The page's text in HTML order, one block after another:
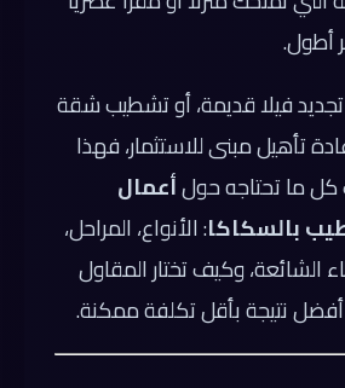
أطول.
فيلا قديمة، أو تشطيب شقة
تأهيل مبنى للاستثمار، فهذا
كل ما تحتاجه حولأعمال
بالسكاكا: الأنواع، المراحل،
الشائعة، وكيف تختار المقاول
نتيجة بأقل تكلفة ممكنة.